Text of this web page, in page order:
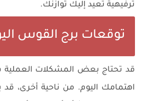
ترفيهية تُعيد إليك توازنك.
توقعات برج القوس
قد تحتاج بعض المشكلات العملية
اهتمامك اليوم. من ناحية أخرى،